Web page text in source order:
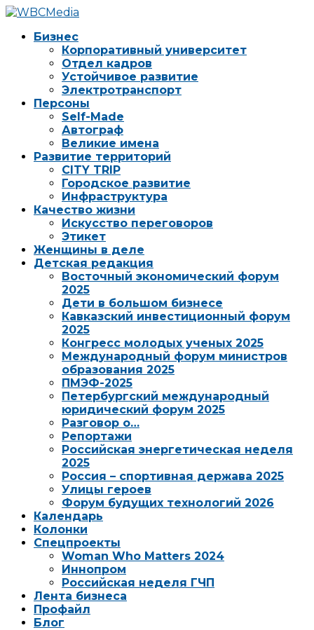
Бизнес
Корпоративный университет
Отдел кадров
Устойчивое развитие
Электротранспорт
Персоны
Self-Made
Автограф
Великие имена
Развитие территорий
CITY TRIP
Городское развитие
Инфраструктура
Качество жизни
Искусство переговоров
Этикет
Женщины в деле
Детская редакция
Восточный экономический форум
2025
Дети в большом бизнесе
Кавказский инвестиционный форум
2025
Конгресс молодых ученых 2025
Международный форум министров
образования 2025
ПМЭФ-2025
Петербургский международный
юридический форум 2025
Разговор о…
Репортажи
Российская энергетическая неделя
2025
Россия – спортивная держава 2025
Улицы героев
Форум будущих технологий 2026
Календарь
Колонки
Спецпроекты
Woman Who Matters 2024
Иннопром
Российская неделя ГЧП
Лента бизнеса
Профайл
Блог